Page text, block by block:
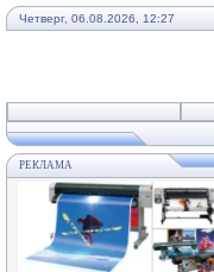
Четверг, 06.08.2026, 12:27
РЕКЛАМА